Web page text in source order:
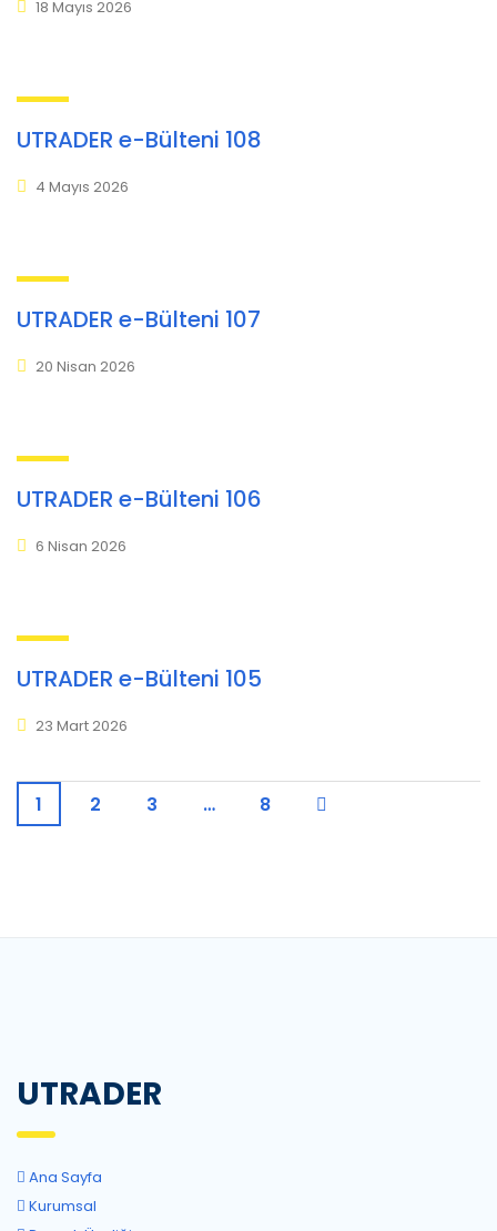
18 Mayıs 2026
UTRADER e-Bülteni 108
4 Mayıs 2026
UTRADER e-Bülteni 107
20 Nisan 2026
UTRADER e-Bülteni 106
6 Nisan 2026
UTRADER e-Bülteni 105
23 Mart 2026
1 2 3 … 8
UTRADER
Ana Sayfa
Kurumsal